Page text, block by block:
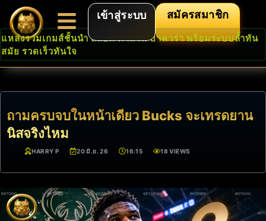
เข้าสู่ระบบ สมัครสมาชิก
แหล่งรวมเกมส์ชั้นนำ สล็อต คาสิโน บาคาร่า พร้อมระบบล้ำทัน
สมัย รวดเร็วทันใจ
ถามครบจบในหน้าเดียว Bucks จะเทรดยาน
นิสจริงไหม
HARRY P 20 มิ.ย. 26 16:15 18 VIEWS